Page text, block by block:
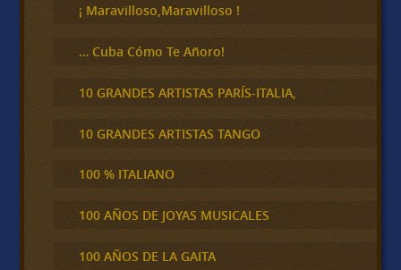
¡ Maravilloso,Maravilloso !
… Cuba Cómo Te Añoro!
10 GRANDES ARTISTAS PARÍS-ITALIA,
10 GRANDES ARTISTAS TANGO
100 % ITALIANO
100 AÑOS DE JOYAS MUSICALES
100 AÑOS DE LA GAITA